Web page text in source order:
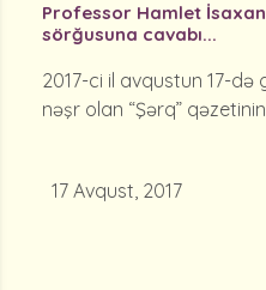
Professor Hamlet
sörğusuna cavabı...
2017-ci il avqustun 17-
nəşr olan “Şərq”
17 Avqust, 2017